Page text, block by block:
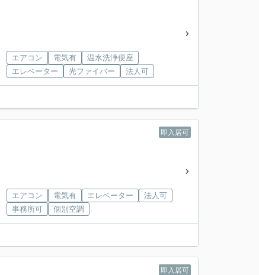
エアコン 電気有
温水洗浄便座
エレベーター
光ファイバー 法人可
即入居可
エアコン 電気有 エレベーター
法人可
事務所可
個別空調
即入居可